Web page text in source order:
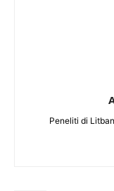
Peneliti di